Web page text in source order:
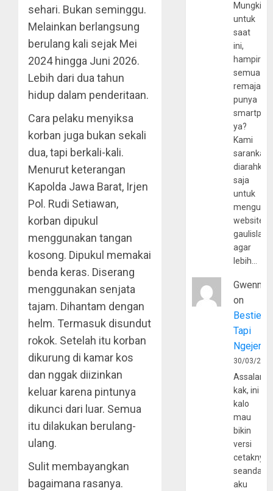
sehari. Bukan seminggu.
Melainkan berlangsung
berulang kali sejak Mei
2024 hingga Juni 2026.
Lebih dari dua tahun
hidup dalam penderitaan.
Cara pelaku menyiksa
korban juga bukan sekali
dua, tapi berkali-kali.
Menurut keterangan
Kapolda Jawa Barat, Irjen
Pol. Rudi Setiawan,
korban dipukul
menggunakan tangan
kosong. Dipukul memakai
benda keras. Diserang
menggunakan senjata
tajam. Dihantam dengan
helm. Termasuk disundut
rokok. Setelah itu korban
dikurung di kamar kos
dan nggak diizinkan
keluar karena pintunya
dikunci dari luar. Semua
itu dilakukan berulang-
ulang.
Sulit membayangkan
bagaimana rasanya.
Mungkin
untuk
saat
ini,
hampir
semua
remaja
punya
ya?
Kami
sarankan,
diarahkan
saja
untuk
website
agar
lebih…
Gwenny
on
Bestie
Tapi
30/03/
kak, ini
kalo
mau
bikin
versi
cetaknya
aku